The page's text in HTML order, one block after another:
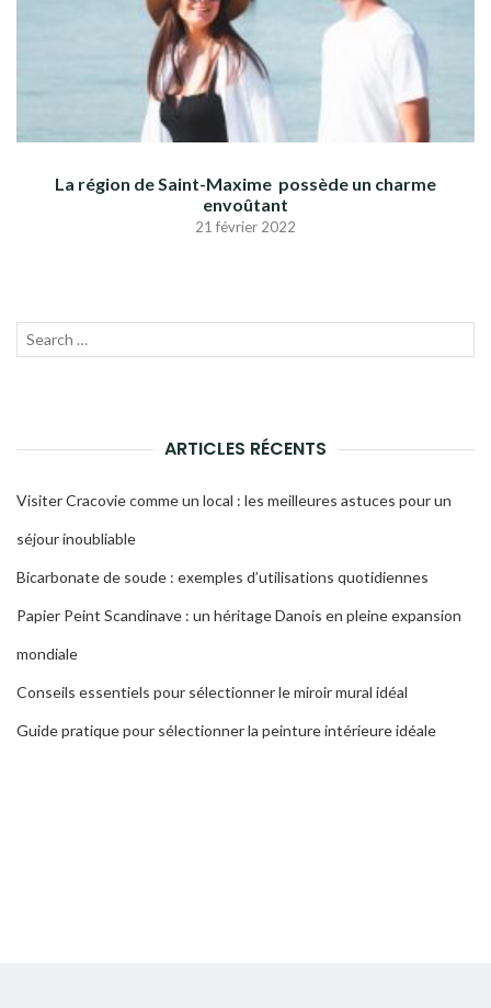
La région de Saint-Maxime possède un charme
envoûtant
21 février 2022
Recherche
ARTICLES RÉCENTS
Visiter Cracovie comme un local : les meilleures astuces pour un
séjour inoubliable
Bicarbonate de soude : exemples d’utilisations quotidiennes
Papier Peint Scandinave : un héritage Danois en pleine expansion
mondiale
Conseils essentiels pour sélectionner le miroir mural idéal
Guide pratique pour sélectionner la peinture intérieure idéale